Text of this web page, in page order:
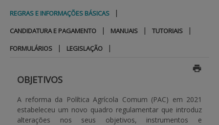
PAGAMENTOS
APOIO AO BENEFICIÁRIO
REGRAS E INFORMAÇÕES BÁSICAS |
CANDIDATURA E PAGAMENTO | MANUAIS | TUTORIAIS |
FORMULÁRIOS | LEGISLAÇÃO |
OBJETIVOS
A reforma da Política Agrícola Comum (PAC) em 2021
estabeleceu um novo quadro regulamentar que introduz
alterações nos seus objetivos, instrumentos e